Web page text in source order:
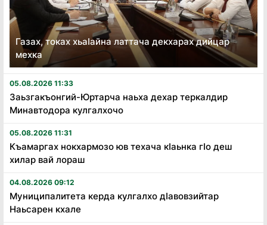
Газах, токах хьаӏайна латтача декхарах дийцар
мехка
05.08.2026 11:33
Заьзгакъонгий-Юртарча наьха дехар теркалдир
Минавтодора кулгалхочо
05.08.2026 11:31
Къамаргах нокхармозо юв техача кӏаьнка гӏо деш
хилар вай лораш
04.08.2026 09:12
Муниципалитета керда кулгалхо дӏавовзийтар
Наьсарен кхале